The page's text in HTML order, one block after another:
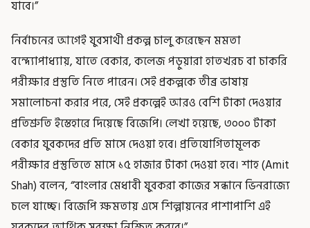
যাবে।”
নির্বাচনের আগেই যুবসাথী প্রকল্প চালু করেছেন মমতা
বন্দ্যোপাধ্যায়, যাতে বেকার, কলেজ পড়ুয়ারা হাতখরচ বা চাকরি
পরীক্ষার প্রস্তুতি নিতে পারেন। সেই প্রকল্পকে তীব্র ভাষায়
সমালোচনা করার পরে, সেই প্রকল্পেই আরও বেশি টাকা দেওয়ার
প্রতিশ্রুতি ইস্তেহারে দিয়েছে বিজেপি। লেখা হয়েছে, ৩০০০ টাকা
বেকার যুবকদের প্রতি মাসে দেওয়া হবে। প্রতিযোগিতামূলক
পরীক্ষার প্রস্তুতিতে মাসে ১৫ হাজার টাকা দেওয়া হবে। শাহ (Amit
Shah) বলেন, “বাংলার মেধাবী যুবকরা কাজের সন্ধানে ভিনরাজ্যে
চলে যাচ্ছে। বিজেপি ক্ষমতায় এসে শিল্পায়নের পাশাপাশি এই